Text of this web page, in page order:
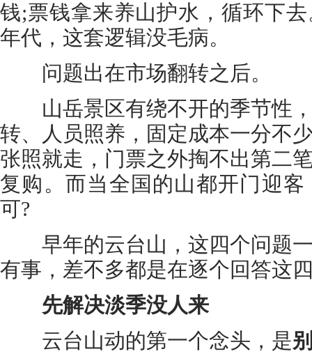
钱;票钱拿来养山护水，循环下
年代，这套逻辑没毛病。
问题出在市场翻转之后。
山岳景区有绕不开的季节性，
转、人员照养，固定成本一分不
张照就走，门票之外掏不出第二
复购。而当全国的山都开门迎
可?
早年的云台山，这四个问题一
有事，差不多都是在逐个回答这
先解决淡季没人来
云台山动的第一个念头，是